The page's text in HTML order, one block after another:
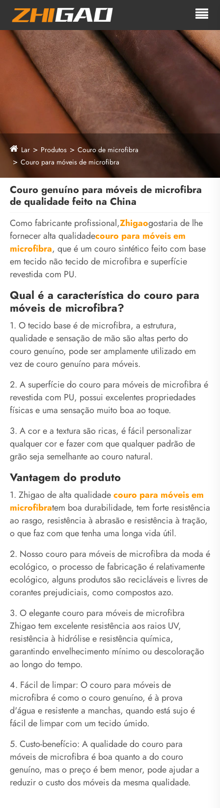
Lar Produtos
Couro de microfibra
Couro para móveis de microfibra
Couro genuíno para móveis de microfibra
de qualidade feito na China
Como fabricante profissional,Zhigaogostaria de lhe
fornecer alta qualidadecouro para móveis em
microfibra, que é um couro sintético feito com base
em tecido não tecido de microfibra e superfície
revestida com PU.
Qual é a característica do couro para
móveis de microfibra?
1. O tecido base é de microfibra, a estrutura,
qualidade e sensação de mão são altas perto do
couro genuíno, pode ser amplamente utilizado em
vez de couro genuíno para móveis.
2. A superfície do couro para móveis de microfibra é
revestida com PU, possui excelentes propriedades
físicas e uma sensação muito boa ao toque.
3. A cor e a textura são ricas, é fácil personalizar
qualquer cor e fazer com que qualquer padrão de
grão seja semelhante ao couro natural.
Vantagem do produto
1. Zhigao de alta qualidadecouro para móveis em
microfibratem boa durabilidade, tem forte resistência
ao rasgo, resistência à abrasão e resistência à tração,
o que faz com que tenha uma longa vida útil.
2. Nosso couro para móveis de microfibra da moda é
ecológico, o processo de fabricação é relativamente
ecológico, alguns produtos são recicláveis ​​e livres de
corantes prejudiciais, como compostos azo.
3. O elegante couro para móveis de microfibra
Zhigao tem excelente resistência aos raios UV,
resistência à hidrólise e resistência química,
garantindo envelhecimento mínimo ou descoloração
ao longo do tempo.
4. Fácil de limpar: O couro para móveis de
microfibra é como o couro genuíno, é à prova
d'água e resistente a manchas, quando está sujo é
fácil de limpar com um tecido úmido.
5. Custo-benefício: A qualidade do couro para
móveis de microfibra é boa quanto a do couro
genuíno, mas o preço é bem menor, pode ajudar a
reduzir o custo dos móveis da mesma qualidade.